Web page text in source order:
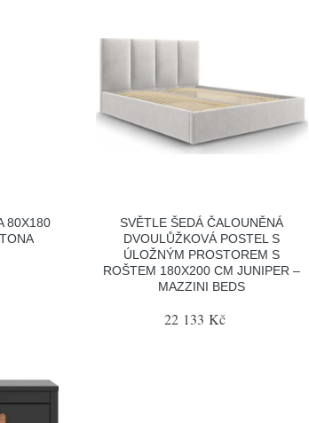
80X180
SVĚTLE ŠEDÁ ČALOUNĚNÁ
DVOULŮŽKOVÁ POSTEL S
ÚLOŽNÝM PROSTOREM S
ROŠTEM 180X200 CM JUNIPER –
MAZZINI BEDS
22 133 Kč